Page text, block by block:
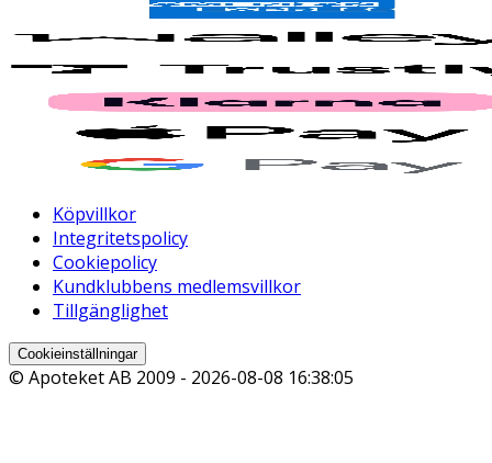
Köpvillkor
Integritetspolicy
Cookiepolicy
Kundklubbens medlemsvillkor
Tillgänglighet
Cookieinställningar
© Apoteket AB 2009 - 2026-08-08 16:38:05